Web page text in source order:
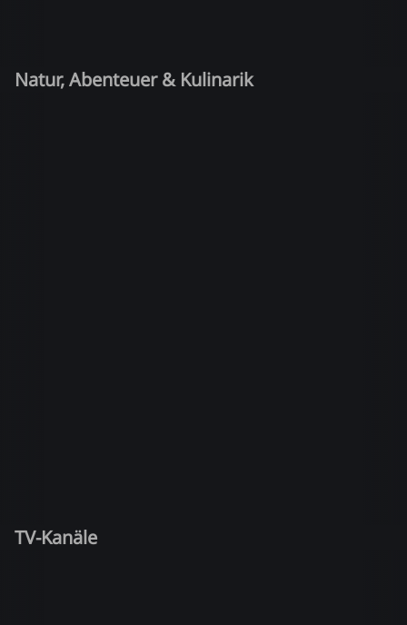
Natur, Abenteuer & Kulinarik
TV-Kanäle